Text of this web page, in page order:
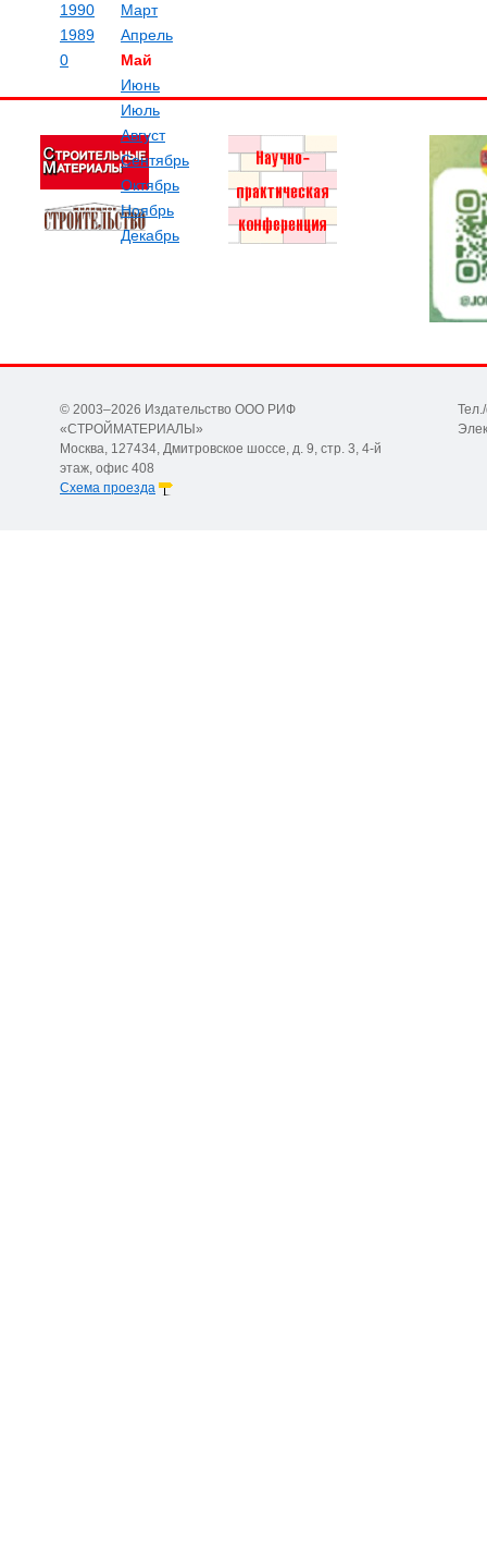
Март
Апрель
Май
Июнь
Июль
Август
Сентябрь
Октябрь
Ноябрь
Декабрь
1990
1989
0
© 2003–2026 Издательство ООО РИФ
«СТРОЙМАТЕРИАЛЫ»
Москва, 127434, Дмитровское шоссе, д. 9, стр. 3, 4-й
этаж, офис 408
Схема проезда